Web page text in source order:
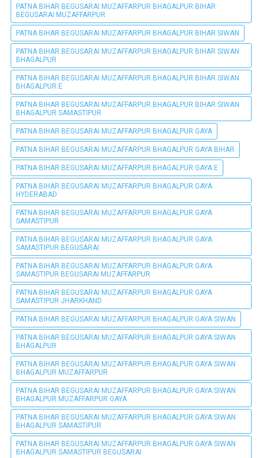
PATNA BIHAR BEGUSARAI MUZAFFARPUR BHAGALPUR BIHAR
BEGUSARAI MUZAFFARPUR
PATNA BIHAR BEGUSARAI MUZAFFARPUR BHAGALPUR BIHAR SIWAN
PATNA BIHAR BEGUSARAI MUZAFFARPUR BHAGALPUR BIHAR SIWAN
BHAGALPUR
PATNA BIHAR BEGUSARAI MUZAFFARPUR BHAGALPUR BIHAR SIWAN
BHAGALPUR E
PATNA BIHAR BEGUSARAI MUZAFFARPUR BHAGALPUR BIHAR SIWAN
BHAGALPUR SAMASTIPUR
PATNA BIHAR BEGUSARAI MUZAFFARPUR BHAGALPUR GAYA
PATNA BIHAR BEGUSARAI MUZAFFARPUR BHAGALPUR GAYA BIHAR
PATNA BIHAR BEGUSARAI MUZAFFARPUR BHAGALPUR GAYA E
PATNA BIHAR BEGUSARAI MUZAFFARPUR BHAGALPUR GAYA
HYDERABAD
PATNA BIHAR BEGUSARAI MUZAFFARPUR BHAGALPUR GAYA
SAMASTIPUR
PATNA BIHAR BEGUSARAI MUZAFFARPUR BHAGALPUR GAYA
SAMASTIPUR BEGUSARAI
PATNA BIHAR BEGUSARAI MUZAFFARPUR BHAGALPUR GAYA
SAMASTIPUR BEGUSARAI MUZAFFARPUR
PATNA BIHAR BEGUSARAI MUZAFFARPUR BHAGALPUR GAYA
SAMASTIPUR JHARKHAND
PATNA BIHAR BEGUSARAI MUZAFFARPUR BHAGALPUR GAYA SIWAN
PATNA BIHAR BEGUSARAI MUZAFFARPUR BHAGALPUR GAYA SIWAN
BHAGALPUR
PATNA BIHAR BEGUSARAI MUZAFFARPUR BHAGALPUR GAYA SIWAN
BHAGALPUR MUZAFFARPUR
PATNA BIHAR BEGUSARAI MUZAFFARPUR BHAGALPUR GAYA SIWAN
BHAGALPUR MUZAFFARPUR GAYA
PATNA BIHAR BEGUSARAI MUZAFFARPUR BHAGALPUR GAYA SIWAN
BHAGALPUR SAMASTIPUR
PATNA BIHAR BEGUSARAI MUZAFFARPUR BHAGALPUR GAYA SIWAN
BHAGALPUR SAMASTIPUR BEGUSARAI